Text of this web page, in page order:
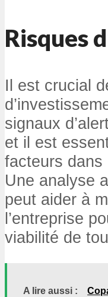
Risques
Il est crucial
signaux
et il est
facteurs dans
Une analyse
peut aider à
l’entreprise
viabilité de
A lire aussi :